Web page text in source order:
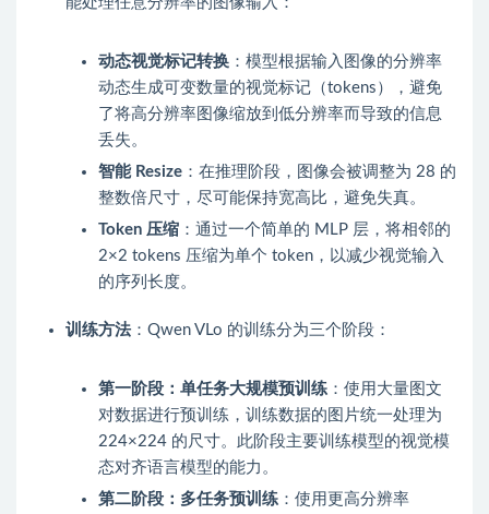
动态视觉标记转换 ：模型根据输入图像的分辨率
动态生成可变数量的视觉标记（tokens），避免
了将高分辨率图像缩放到低分辨率而导致的信息
丢失。
智能 Resize ：在推理阶段，图像会被调整为 28 的
整数倍尺寸，尽可能保持宽高比，避免失真。
Token 压缩 ：通过一个简单的 MLP 层，将相邻的
2×2 tokens 压缩为单个 token，以减少视觉输入
的序列长度。
训练方法：Qwen VLo 的训练分为三个阶段：
第一阶段：单任务大规模预训练 ：使用大量图文
对数据进行预训练，训练数据的图片统一处理为
224×224 的尺寸。此阶段主要训练模型的视觉模
态对齐语言模型的能力。
第二阶段：多任务预训练 ：使用更高分辨率